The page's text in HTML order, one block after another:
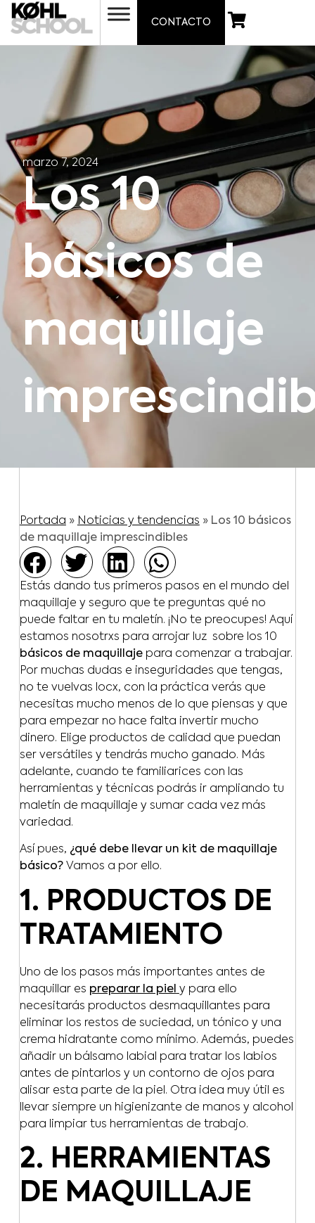
CONTACTO
marzo 7, 2024
Los 10
básicos de
maquillaje
Portada » Noticias y tendencias » Los 10 básicos
de maquillaje imprescindibles
Estás dando tus primeros pasos en el mundo del
maquillaje y seguro que te preguntas qué no
puede faltar en tu maletín. ¡No te preocupes! Aquí
estamos nosotrxs para arrojar luz sobre los 10
básicos de maquillaje para comenzar a trabajar.
Por muchas dudas e inseguridades que tengas,
no te vuelvas locx, con la práctica verás que
necesitas mucho menos de lo que piensas y que
para empezar no hace falta invertir mucho
dinero. Elige productos de calidad que puedan
ser versátiles y tendrás mucho ganado. Más
adelante, cuando te familiarices con las
herramientas y técnicas podrás ir ampliando tu
maletín de maquillaje y sumar cada vez más
variedad.
Así pues, ¿qué debe llevar un kit de maquillaje
básico?Vamos a por ello.
1. PRODUCTOS DE
TRATAMIENTO
Uno de los pasos más importantes antes de
maquillar es preparar la piel y para ello
necesitarás productos desmaquillantes para
eliminar los restos de suciedad, un tónico y una
crema hidratante como mínimo. Además, puedes
añadir un bálsamo labial para tratar los labios
antes de pintarlos y un contorno de ojos para
alisar esta parte de la piel. Otra idea muy útil es
llevar siempre un higienizante de manos y alcohol
para limpiar tus herramientas de trabajo.
2. HERRAMIENTAS
DE MAQUILLAJE